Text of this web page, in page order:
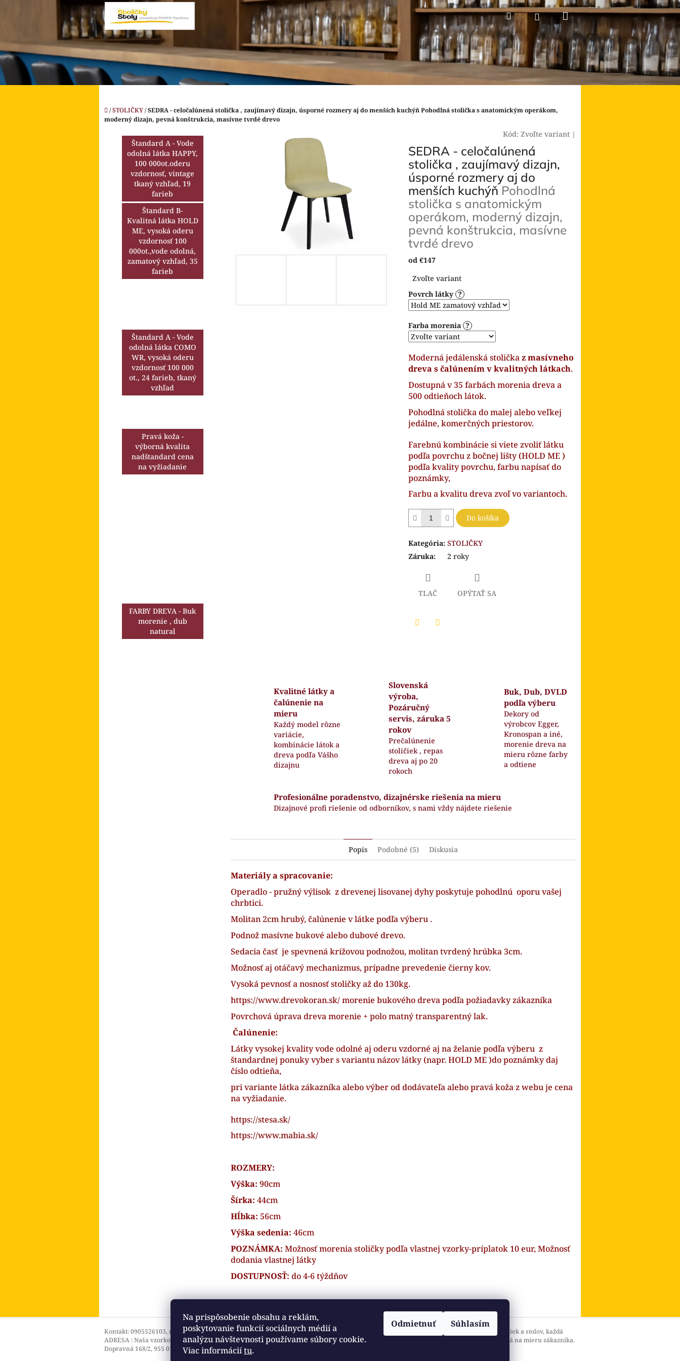
Na prispôsobenie obsahu a reklám,
poskytovanie funkcií sociálnych médií a
analýzu návštevnosti používame súbory cookie.
Viac informáciítu.
Odmietnuť Súhlasím
HľadaťPrihlásenieNákupný
košík
Domov
/STOLIČKY/SEDRA - celočalúnená stolička , zaujímavý dizajn, úsporné rozmery aj do menších kuchýňPohodlná stolička s anatomickým operákom,
moderný dizajn, pevná konštrukcia, masívne tvrdé drevo
Štandard A - Vode
odolná látka HAPPY,
100 000ot.oderu
vzdornosť, vintage
tkaný vzhľad, 19
farieb
Štandard B-
Kvalitná látka HOLD
ME, vysoká oderu
vzdornosť 100
000ot.,vode odolná,
zamatový vzhľad, 35
farieb
Štandard A - Vode
odolná látka COMO
WR, vysoká oderu
vzdornosť 100 000
ot., 24 farieb, tkaný
vzhľad
Pravá koža -
výborná kvalita
nadštandard cena
na vyžiadanie
FARBY DREVA - Buk
morenie , dub
natural
Kód: Zvoľte variant |
SEDRA - celočalúnená
stolička , zaujímavý dizajn,
úsporné rozmery aj do
menších kuchýň Pohodlná
stolička s anatomickým
operákom, moderný dizajn,
pevná konštrukcia, masívne
tvrdé drevo
od €147
cena:
Zvoľte variant
Povrch látky ?
Farba morenia ?
Moderná jedálenská stoličkaz masívneho
dreva s čalúnením v kvalitných látkach.
Dostupná v 35 farbách morenia dreva a
500 odtieňoch látok.
Pohodlná stolička do malej alebo veľkej
jedálne, komerčných priestorov.
Farebnú kombinácie si viete zvoliť látku
podľa povrchu z bočnej lišty (HOLD ME )
podľa kvality povrchu, farbu napísať do
poznámky,
Farbu a kvalitu dreva zvoľ vo variantoch.
Do košíka
Kategória: STOLIČKY
Záruka: 2 roky
TLAČ OPÝTAŤ SA
Kvalitné látky a
čalúnenie na
mieru
Každý model rôzne
variácie,
kombinácie látok a
dreva podľa Vášho
dizajnu
Slovenská
výroba,
Pozáručný
servis, záruka 5
rokov
Prečalúnenie
stoličiek , repas
dreva aj po 20
rokoch
Buk, Dub, DVLD
podľa výberu
Dekory od
výrobcov Egger,
Kronospan a iné,
morenie dreva na
mieru rôzne farby
a odtiene
Profesionálne poradenstvo, dizajnérske riešenia na mieru
Dizajnové profi riešenie od odborníkov, s nami vždy nájdete riešenie
Popis Podobné (5) Diskusia
Materiály a spracovanie:
Operadlo - pružný výlisok z drevenej lisovanej dyhy poskytuje pohodlnú oporu vašej
chrbtici.
Molitan 2cm hrubý, čalúnenie v látke podľa výberu .
Podnož masívne bukové alebo dubové drevo.
Sedacia časť je spevnená krížovou podnožou, molitan tvrdený hrúbka 3cm.
Možnosť aj otáčavý mechanizmus, prípadne prevedenie čierny kov.
Vysoká pevnosť a nosnosť stoličky až do 130kg.
https://www.drevokoran.sk/morenie bukového dreva podľa požiadavky zákazníka
Povrchová úprava dreva morenie + polo matný transparentný lak.
Čalúnenie:
Látky vysokej kvality vode odolné aj oderu vzdorné aj na želanie podľa výberu z
štandardnej ponuky vyber s variantu názov látky (napr. HOLD ME )do poznámky daj
číslo odtieňa,
pri variante látka zákazníka alebo výber od dodávateľa alebo pravá koža z webu je cena
na vyžiadanie.
https://stesa.sk/
https://www.mabia.sk/
ROZMERY:
Výška: 90cm
Šírka: 44cm
Hĺbka: 56cm
Výška sedenia: 46cm
POZNÁMKA: Možnosť morenia stoličky podľa vlastnej vzorky-príplatok 10 eur, Možnosť
dodania vlastnej látky
DOSTUPNOSŤ: do 4-6 týždňov
Kontakt: 0905526103, mail: info@stolickydomov.sk
ADRESA : Naša vzorková predajňa aj s výrobou :
Dopravná 168/2, 955 01 Topoľčany
Otváracie hodiny sú : Pondelok až Piatok : od 8:30
do 16:30hod. Obedňajšia prestávka je od 12:00 do
Sme zákazková výroba stoličiek a stolov, každá
objednávka je jedinečná , šitá na mieru zákazníka.